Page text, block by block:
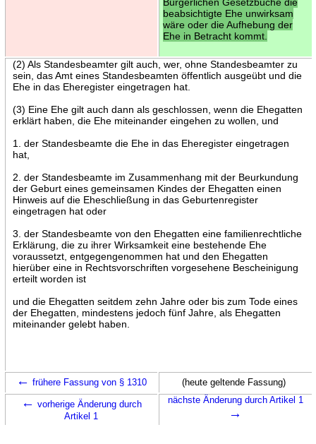
beabsichtigte Ehe unwirksam
wäre oder die Aufhebung der
Ehe in Betracht kommt.
(2) Als Standesbeamter gilt auch, wer, ohne Standesbeamter zu
sein, das Amt eines Standesbeamten öffentlich ausgeübt und die
Ehe in das Eheregister eingetragen hat.
(3) Eine Ehe gilt auch dann als geschlossen, wenn die Ehegatten
erklärt haben, die Ehe miteinander eingehen zu wollen, und
1. der Standesbeamte die Ehe in das Eheregister eingetragen
hat,
2. der Standesbeamte im Zusammenhang mit der Beurkundung
der Geburt eines gemeinsamen Kindes der Ehegatten einen
Hinweis auf die Eheschließung in das Geburtenregister
eingetragen hat oder
3. der Standesbeamte von den Ehegatten eine familienrechtliche
Erklärung, die zu ihrer Wirksamkeit eine bestehende Ehe
voraussetzt, entgegengenommen hat und den Ehegatten
hierüber eine in Rechtsvorschriften vorgesehene Bescheinigung
erteilt worden ist
und die Ehegatten seitdem zehn Jahre oder bis zum Tode eines
der Ehegatten, mindestens jedoch fünf Jahre, als Ehegatten
miteinander gelebt haben.
← frühere Fassung von § 1310 (heute geltende Fassung)
← vorherige Änderung durch
Artikel 1
nächste Änderung durch Artikel 1
→